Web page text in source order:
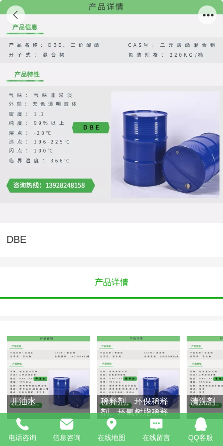
DBE
产品详情
开油水
稀释剂、环保稀释
剂、环氧树脂稀释
剂、快干稀释剂
清洗剂
电话咨询 信息咨询 在线地图 在线留言 QQ客服